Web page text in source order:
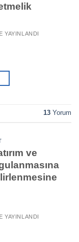
YAYINLANDI
13 Yorum
ve
YAYINLANDI